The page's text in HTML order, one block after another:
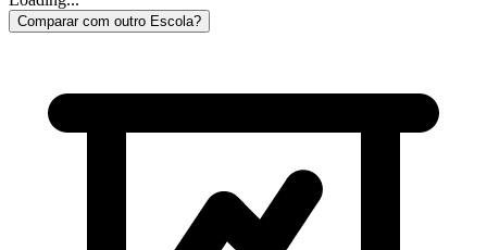
Comparar com outro Escola?